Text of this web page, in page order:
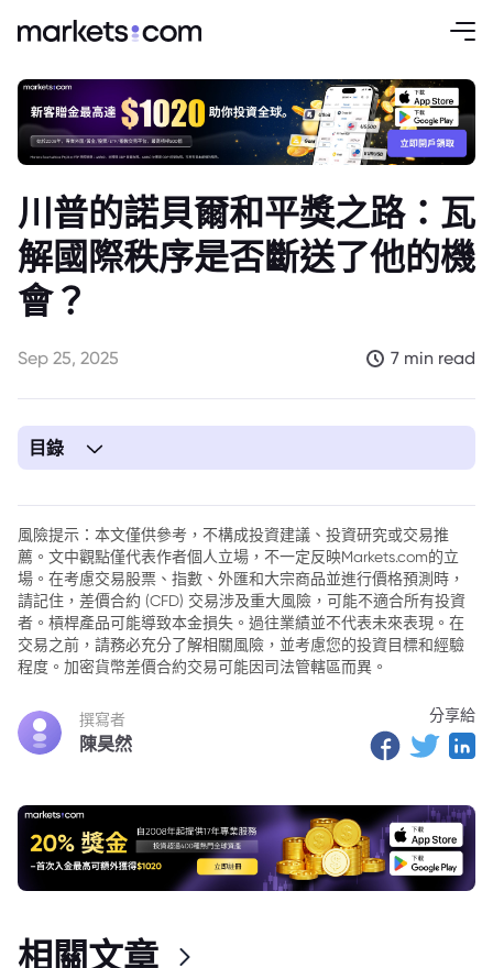
川普的諾貝爾和平獎之路：瓦
解國際秩序是否斷送了他的機
會？
Sep 25, 2025 7 min read
目錄
風險提示：本文僅供參考，不構成投資建議、投資研究或交易推
薦。文中觀點僅代表作者個人立場，不一定反映Markets.com的立
場。在考慮交易股票、指數、外匯和大宗商品並進行價格預測時，
請記住，差價合約 (CFD) 交易涉及重大風險，可能不適合所有投資
者。槓桿產品可能導致本金損失。過往業績並不代表未來表現。在
交易之前，請務必充分了解相關風險，並考慮您的投資目標和經驗
程度。加密貨幣差價合約交易可能因司法管轄區而異。
撰寫者
陳昊然
分享給
相關文章